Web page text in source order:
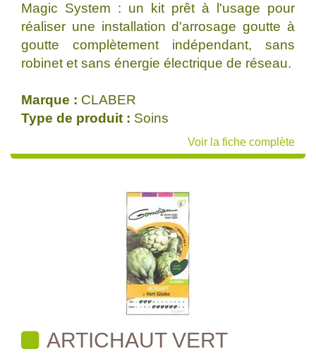
Magic System : un kit prêt à l'usage pour
réaliser une installation d'arrosage goutte à
goutte complètement indépendant, sans
robinet et sans énergie électrique de réseau.
Marque : CLABER
Type de produit : Soins
Voir la fiche complète
ARTICHAUT VERT